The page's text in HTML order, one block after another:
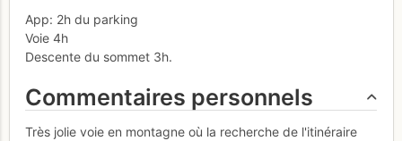
App: 2h du parking
Voie 4h
Descente du sommet 3h.
Commentaires personnels
Très jolie voie en montagne où la recherche de l'itinéraire